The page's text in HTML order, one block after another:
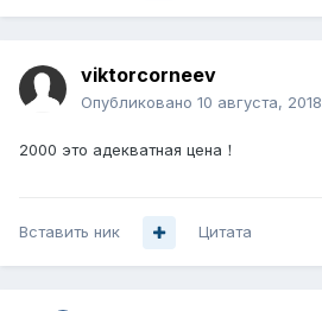
viktorcorneev
Опубликовано 10 августа, 2018
2000 это адекватная цена！
Вставить ник Цитата